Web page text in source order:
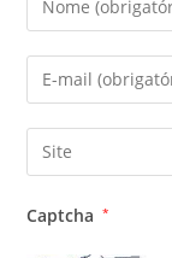
Captcha *